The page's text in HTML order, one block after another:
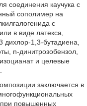
соединения каучука с
сополимер на
с
в виде латекса,
дихлор-1,3-бутадиена,
n-динитрозобензол,
и целевые
заключается в
при повышенных